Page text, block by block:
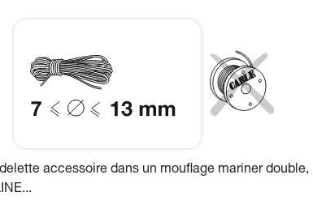
accessoire dans un mouflage mariner double,